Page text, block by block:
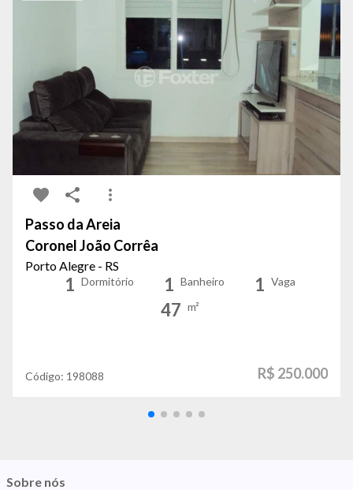
Passo da Areia
Coronel João Corrêa
Porto Alegre - RS
1 Dormitório 1 Banheiro 1 Vaga
47 m²
Código: 198088 R$ 250.000
Sobre nós